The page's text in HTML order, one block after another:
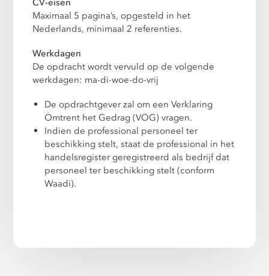
Maximaal 5 pagina’s, opgesteld in het
Nederlands, minimaal 2 referenties.
Werkdagen
De opdracht wordt vervuld op de volgende
werkdagen: ma-di-woe-do-vrij
De opdrachtgever zal om een Verklaring
Omtrent het Gedrag (VOG) vragen.
Indien de professional personeel ter
beschikking stelt, staat de professional in het
handelsregister geregistreerd als bedrijf dat
personeel ter beschikking stelt (conform
Waadi).